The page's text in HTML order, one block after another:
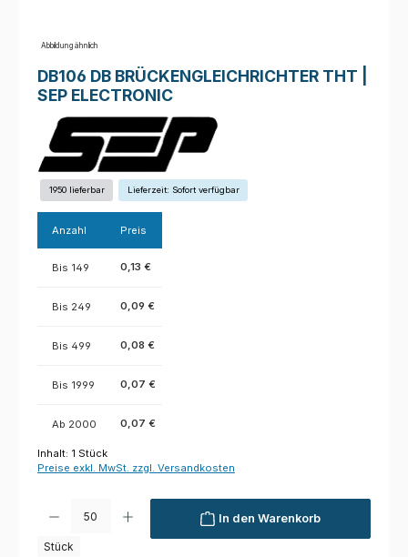
Abbildung ähnlich
DB106 DB BRÜCKENGLEICHRICHTER THT |
SEP ELECTRONIC
1950 lieferbar Lieferzeit: Sofort verfügbar
Anzahl Preis
Bis 149 0,13 €
Bis 249 0,09 €
Bis 499 0,08 €
Bis 1999 0,07 €
Ab 2000 0,07 €
Inhalt: 1 Stück
Preise exkl. MwSt. zzgl. Versandkosten
Stück
In den Warenkorb